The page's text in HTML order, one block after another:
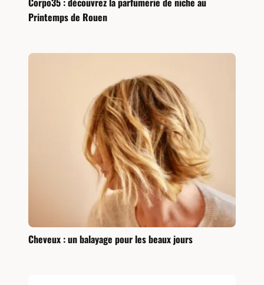
Printemps de Rouen
Cheveux : un balayage pour les beaux jours